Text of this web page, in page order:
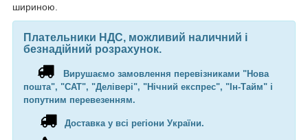
шириною.
Плательники НДС, можливий наличний і
безнадійний розрахунок.
Вирушаємо замовлення перевізниками "Нова
пошта", "САТ", "Делівері", "Нічний експрес", "Ін-Тайм" і
попутним перевезенням.
Доставка у всі регіони України.